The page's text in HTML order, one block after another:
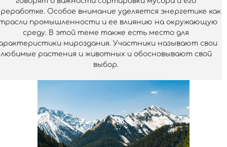
Особое внимание уделяется энергетике как
промышленности и ее влиянию на окружающую
среду. В этой теме также есть место для
мироздания. Участники называют свои
любимые растения и животных и обосновывают свой
выбор.